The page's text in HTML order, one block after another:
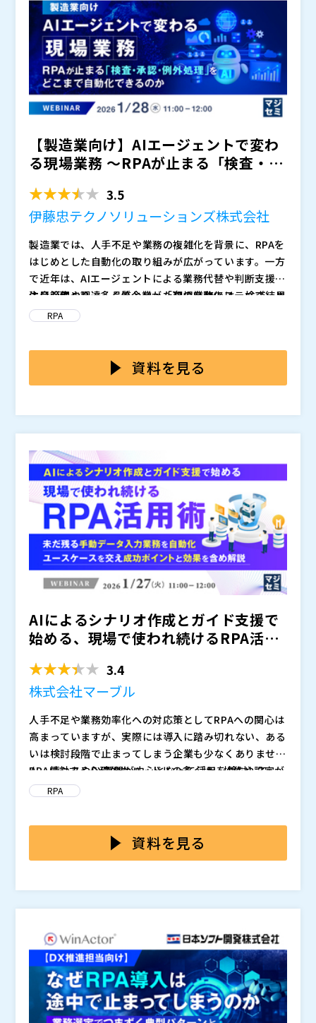
【製造業向け】AIエージェントで変わ
る現場業務 〜RPAが止まる「検査・承
3.5
伊藤忠テクノソリューションズ株式会社
製造業では、人手不足や業務の複雑化を背景に、RPAを
はじめとした自動化の取り組みが広がっています。一方
で近年は、AIエージェントによる業務代替や判断支援に
注目が集まり、多くの企業が「次の自動化ステップ」と
して検討を進めています。しかし実際には、AIエージェ
生産管理や調達、品質といった現場業務では、検査結果
の判定や発注承認、想定外データへの対応など、人手に
担当者の対応待ちが発生するため、自動化の流れが分断
されがちです。その結果、RPAは部分的に動いているも
直面している企業も少なくありません。
断が必要だった業務をどこまで自動化できるのかを、Ui
Path社とCTCの2社の視点から具体的に解説します。前
の製品アップデートを紹介するとともに、製造業におけ
るAIエージェント活用事例を通じて、業務代替がどのよ
うに進みつつあるのかを解説します。後半のCTC講演で
は、CTC社内でのUiPath導入事例をもとに、バックオ
フィス業務においてAIエージェントをどのように適用し
てきたのかを紹介します。あわせて、UiPathとCTCのA
Iエージェントソリューションを組み合わせた今後の展
開イメージやロードマップについてもご説明します。AI
エージェント時代において、現場業務を止めずに自動化
を広げていくための現実的なアプローチを知りたい方に
向けた内容です。
UiPath株式会社（）
SB C&S株式会社（）
株式会社オープンソース活用研究所（
マジセミ株式会社（）
※共催、協賛、協力、講演企業は将来的に追加、削除さ
れる可能性があります。
RPA
資料を見る
AIによるシナリオ作成とガイド支援で
始める、現場で使われ続けるRPA活用
3.4
株式会社マーブル
人手不足や業務効率化への対応策としてRPAへの関心は
高まっていますが、実際には導入に踏み切れない、ある
いは検討段階で止まってしまう企業も少なくありませ
ん。情シスやDX部門が中心となって活用を検討して
も、現場で本当に使われるのか、運用の負担が増えない
きた今、改めて「始めやすさ」や「使われ続けるかどう
か」が問われています。
RPAに対する心理的なハードルの多くは、操作や設定が
難しそうだという印象や、特定の担当者に依存してしま
負担が増えるのではという懸念もあります。こうした不
安が解消されないままでは、RPAは一部業務での活用に
情です。
の考え方や進め方を整理し、導入初期に押さえておきた
いポイントをわかりやすく解説します。あわせて、操作
を支援する取り組みが、RPA導入時のハードルを下げる
手段としてどのように役立つのかにも触れます。特定の
得できるRPA活用の姿を共有しつつ具体的な成果が出て
いるユースケースも踏まえて業務自動化を検討するため
のヒントを提供します。
株式会社オープンソース活用研究所（）
マジセミ株式会社（）
れる可能性があります。
RPA
資料を見る